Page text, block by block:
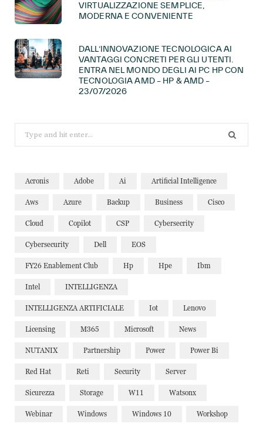
VIRTUALIZZAZIONE SEMPLICE,
MODERNA E CONVENIENTE
DALL’INNOVAZIONE TECNOLOGICA AI
VANTAGGI CONCRETI PER GLI UTENTI.
ENTRA NEL MONDO DEGLI AI PC HP CON
TECNOLOGIA AMD – HP & AMD –
23/07/2026
for:
Acronis Adobe Ai Artificial Intelligence
Aws Azure Backup Business Cisco
Cloud Copilot CSP Cybersecrity
Cybersecurity Dell EOS
FY26 Enablement Club Hp Hpe Ibm
Intel INTELLIGENZA
INTELLIGENZA ARTIFICIALE Iot Lenovo
Licensing M365 Microsoft News
NUTANIX Partnership Power Power Bi
Red Hat Reti Security Server
Sicurezza Storage W11 Watsonx
Webinar Windows Windows 10 Workshop